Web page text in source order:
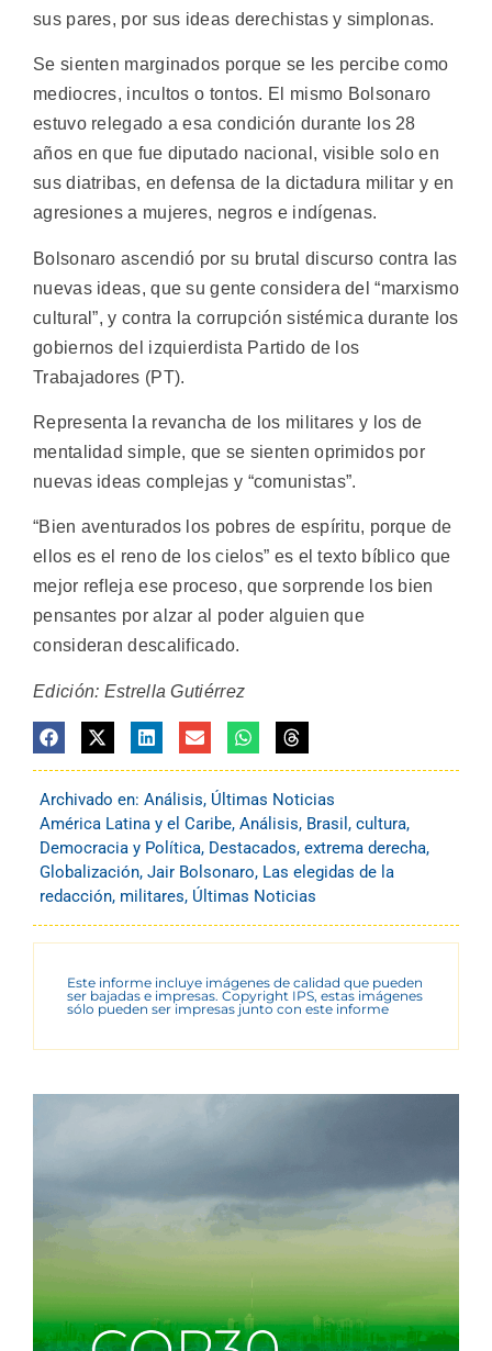
sus pares, por sus ideas derechistas y simplonas.
Se sienten marginados porque se les percibe como
mediocres, incultos o tontos. El mismo Bolsonaro
estuvo relegado a esa condición durante los 28
años en que fue diputado nacional, visible solo en
sus diatribas, en defensa de la dictadura militar y en
agresiones a mujeres, negros e indígenas.
Bolsonaro ascendió por su brutal discurso contra las
nuevas ideas, que su gente considera del “marxismo
cultural”, y contra la corrupción sistémica durante los
gobiernos del izquierdista Partido de los
Trabajadores (PT).
Representa la revancha de los militares y los de
mentalidad simple, que se sienten oprimidos por
nuevas ideas complejas y “comunistas”.
“Bien aventurados los pobres de espíritu, porque de
ellos es el reno de los cielos” es el texto bíblico que
mejor refleja ese proceso, que sorprende los bien
pensantes por alzar al poder alguien que
consideran descalificado.
Edición: Estrella Gutiérrez
Archivado en: Análisis, Últimas Noticias
América Latina y el Caribe, Análisis, Brasil , cultura,
Democracia y Política, Destacados, extrema derecha,
Globalización, Jair Bolsonaro, Las elegidas de la
redacción, militares, Últimas Noticias
Este informe incluye imágenes de calidad que pueden
ser bajadas e impresas. Copyright IPS, estas imágenes
sólo pueden ser impresas junto con este informe